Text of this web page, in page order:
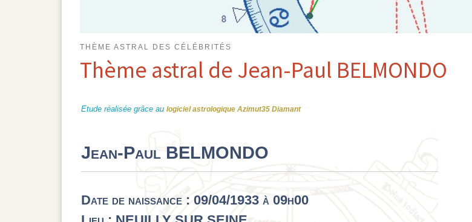
THÈME ASTRAL DES CÉLÉBRITÉS
Thème astral de Jean-Paul BELMONDO